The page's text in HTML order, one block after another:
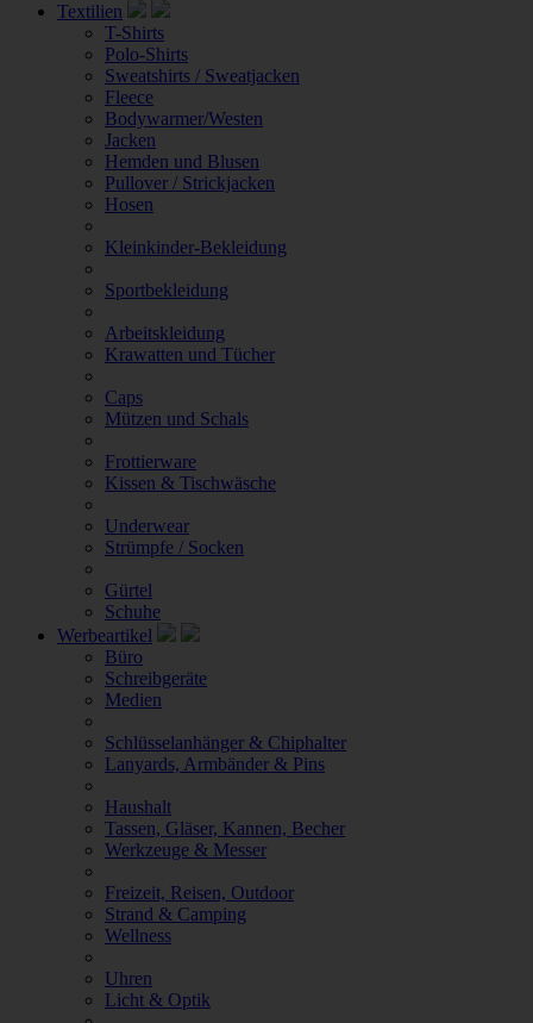
Textilien
T-Shirts
Polo-Shirts
Sweatshirts / Sweatjacken
Fleece
Bodywarmer/Westen
Jacken
Hemden und Blusen
Pullover / Strickjacken
Hosen
Kleinkinder-Bekleidung
Sportbekleidung
Arbeitskleidung
Krawatten und Tücher
Caps
Mützen und Schals
Frottierware
Kissen & Tischwäsche
Underwear
Strümpfe / Socken
Gürtel
Schuhe
Werbeartikel
Büro
Schreibgeräte
Medien
Schlüsselanhänger & Chiphalter
Lanyards, Armbänder & Pins
Haushalt
Tassen, Gläser, Kannen, Becher
Werkzeuge & Messer
Freizeit, Reisen, Outdoor
Strand & Camping
Wellness
Uhren
Licht & Optik